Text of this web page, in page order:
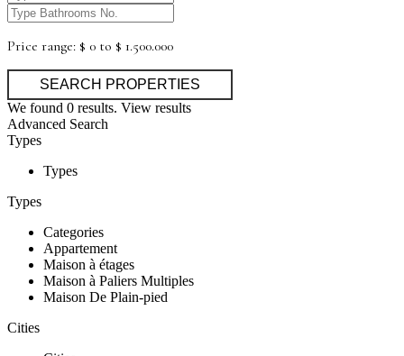
Price range: $ 0 to $ 1.500.000
We found 0 results. View results
Advanced Search
Types
Types
Types
Categories
Appartement
Maison à étages
Maison à Paliers Multiples
Maison De Plain-pied
Cities